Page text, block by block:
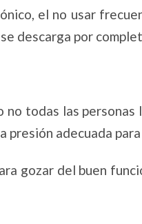
el no usar
descarga por
no todas las
presión adecuada
gozar del buen